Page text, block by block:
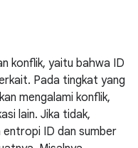
konflik, yaitu bahwa ID
Pada tingkat yang
mengalami konflik,
lain. Jika tidak,
ID dan sumber